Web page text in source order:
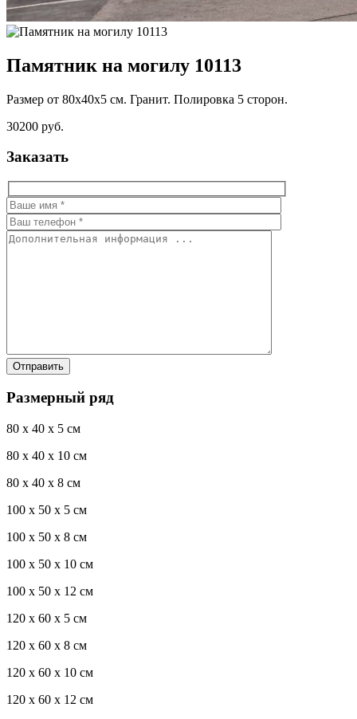
Памятник на могилу 10113
Размер от 80х40х5 см. Гранит. Полировка 5 сторон.
30200 руб.
Заказать
Размерный ряд
80 x 40 x 5 см
80 x 40 x 10 см
80 x 40 x 8 см
100 x 50 x 5 см
100 х 50 х 8 см
100 x 50 x 10 см
100 x 50 x 12 см
120 x 60 x 5 см
120 x 60 x 8 см
120 x 60 x 10 см
120 x 60 x 12 см